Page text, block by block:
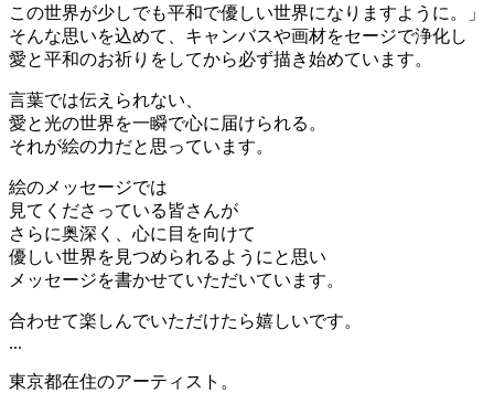
この世界が少しでも平和で優しい世界になりますように。」
そんな思いを込めて、キャンバスや画材をセージで浄化し
愛と平和のお祈りをしてから必ず描き始めています。
言葉では伝えられない、
愛と光の世界を一瞬で心に届けられる。
それが絵の力だと思っています。
絵のメッセージでは
見てくださっている皆さんが
さらに奥深く、心に目を向けて
優しい世界を見つめられるようにと思い
メッセージを書かせていただいています。
合わせて楽しんでいただけたら嬉しいです。
...
東京都在住のアーティスト。